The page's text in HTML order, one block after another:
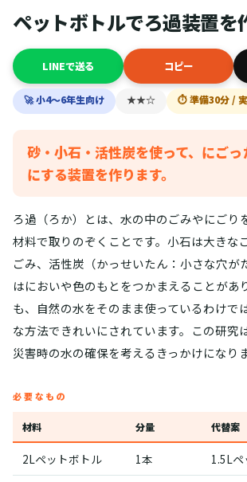
ペットボトルでろ過装置を
LINEで送る コピー
🚀 小4〜6年生向け ★★☆ ⏱ 準備30分 /
砂・小石・活性炭を使って、にご
にする装置を作ります。
ろ過（ろか）とは、水の中のごみやにごり
材料で取りのぞくことです。小石は大きな
ごみ、活性炭（かっせいたん：小さな穴が
はにおいや色のもとをつかまえることがあ
も、自然の水をそのまま使っているわけで
な方法できれいにされています。この研究
災害時の水の確保を考えるきっかけになりま
必要なもの
材料 分量 代替案
2Lペットボトル 1本 1.5L